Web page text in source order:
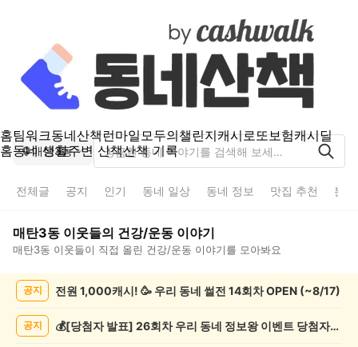
홈팀워크동네산책런마일모두의챌린지캐시로또보험캐시딜
홈동네 생활주변 산책산책 기록
매탄3동
전체글 공지 인기 동네 일상 동네 정보 맛집 추천 분
매탄3동 이웃들의 건강/운동 이야기
매탄3동 이웃들이 직접 올린 건강/운동 이야기를 모아봐요
공지 전원 1,000캐시! 🥳 우리 동네 썰전 14회차 OPEN (~8/17)
공지 💰[당첨자 발표] 26회차 우리 동네 정보왕 이벤트 당첨자를 발표합니다!